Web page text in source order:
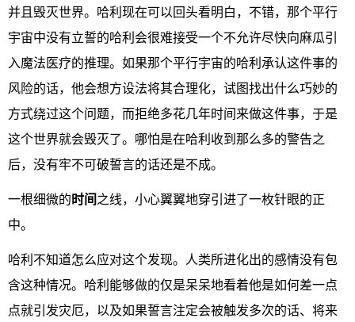
并且毁灭世界。哈利现在可以回头看明白，不错，那个平行
宇宙中没有立誓的哈利会很难接受一个不允许尽快向麻瓜引
入魔法医疗的推理。如果那个平行宇宙的哈利承认这件事的
风险的话，他会想方设法将其合理化，试图找出什么巧妙的
方式绕过这个问题，而拒绝多花几年时间来做这件事，于是
这个世界就会毁灭了。哪怕是在哈利收到那么多的警告之
后，没有牢不可破誓言的话还是不成。
一根细微的 时间 之线，小心翼翼地穿引进了一枚针眼的正
中。
哈利不知道怎么应对这个发现。人类所进化出的感情没有包
含这种情况。哈利能够做的仅是呆呆地看着他是如何差一点
点就引发灾厄，以及如果誓言注定会被触发多次的话、将来